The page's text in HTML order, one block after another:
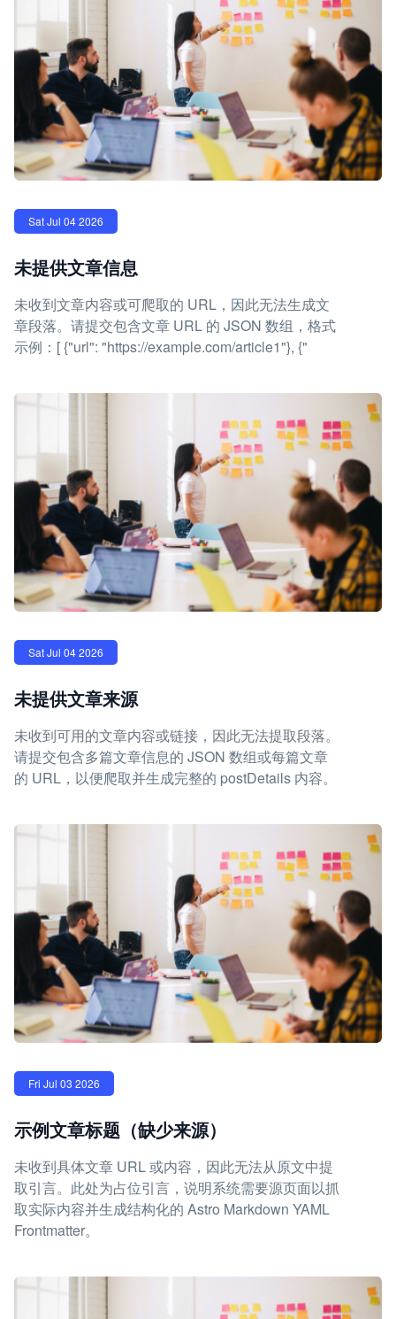
Sat Jul 04 2026
未提供文章信息
未收到文章内容或可爬取的 URL，因此无法生成文
章段落。请提交包含文章 URL 的 JSON 数组，格式
示例：[ {"url": "https://example.com/article1"}, {"
Sat Jul 04 2026
未提供文章来源
未收到可用的文章内容或链接，因此无法提取段落。
请提交包含多篇文章信息的 JSON 数组或每篇文章
的 URL，以便爬取并生成完整的 postDetails 内容。
Fri Jul 03 2026
示例文章标题（缺少来源）
未收到具体文章 URL 或内容，因此无法从原文中提
取引言。此处为占位引言，说明系统需要源页面以抓
取实际内容并生成结构化的 Astro Markdown YAML
Frontmatter。